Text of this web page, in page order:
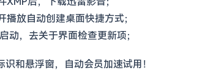
放自动创建桌面快捷方式；
动，去关于界面检查更新项；
和悬浮窗，自动会员加速试用！